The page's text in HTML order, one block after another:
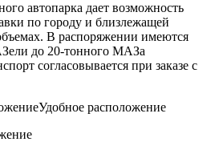
автопарка дает возможность
по городу и близлежащей
В распоряжении имеются
до 20-тонного МАЗа
согласовывается при заказе с
Удобное расположение